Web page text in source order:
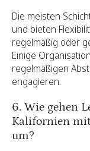
Die meisten
und bieten
regelmäßig oder
Einige
regelmäßigen
engagieren.
6. Wie gehen
Kalifornien
um?